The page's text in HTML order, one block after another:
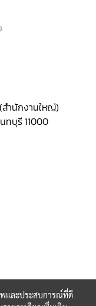
สำนักงานใหญ่)
ทบุรี 11000
พและประสบการณ์ที่ดี